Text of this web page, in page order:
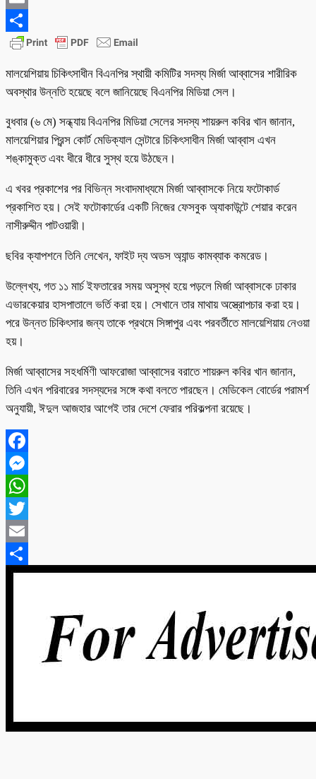
Email
Share
মালয়েশিয়ায় চিকিৎসাধীন বিএনপির স্থায়ী কমিটির সদস্য মির্জা আব্বাসের শারীরিক
অবস্থার উন্নতি হয়েছে বলে জানিয়েছে বিএনপির মিডিয়া সেল।
বুধবার (৬ মে) সন্ধ্যায় বিএনপির মিডিয়া সেলের সদস্য শায়রুল কবির খান জানান,
মালয়েশিয়ার প্রিন্স কোর্ট মেডিক্যাল সেন্টারে চিকিৎসাধীন মির্জা আব্বাস এখন
শঙ্কামুক্ত এবং ধীরে ধীরে সুস্থ হয়ে উঠছেন।
এ খবর প্রকাশের পর বিভিন্ন সংবাদমাধ্যমে মির্জা আব্বাসকে নিয়ে ফটোকার্ড
প্রকাশিত হয়। সেই ফটোকার্ডের একটি নিজের ফেসবুক অ্যাকাউন্টে শেয়ার করেন
নাসীরুদ্দীন পাটওয়ারী।
ছবির ক্যাপশনে তিনি লেখেন, ফাইট দ্য অডস অ্যান্ড কামব্যাক কমরেড।
উল্লেখ্য, গত ১১ মার্চ ইফতারের সময় অসুস্থ হয়ে পড়লে মির্জা আব্বাসকে ঢাকার
এভারকেয়ার হাসপাতালে ভর্তি করা হয়। সেখানে তার মাথায় অস্ত্রোপচার করা হয়।
পরে উন্নত চিকিৎসার জন্য তাকে প্রথমে সিঙ্গাপুর এবং পরবর্তীতে মালয়েশিয়ায় নেওয়া
হয়।
মির্জা আব্বাসের সহধর্মিণী আফরোজা আব্বাসের বরাতে শায়রুল কবির খান জানান,
তিনি এখন পরিবারের সদস্যদের সঙ্গে কথা বলতে পারছেন। মেডিকেল বোর্ডের পরামর্শ
অনুযায়ী, ঈদুল আজহার আগেই তার দেশে ফেরার পরিকল্পনা রয়েছে।
Facebook
Messenger
WhatsApp
Twitter
Email
Share